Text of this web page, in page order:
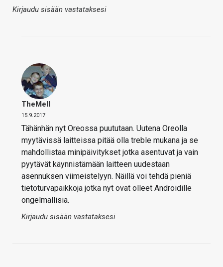
Kirjaudu sisään vastataksesi
TheMeII
15.9.2017
Tähänhän nyt Oreossa puututaan. Uutena Oreolla
myytävissä laitteissa pitää olla treble mukana ja se
mahdollistaa minipäivitykset jotka asentuvat ja vain
pyytävät käynnistämään laitteen uudestaan
asennuksen viimeistelyyn. Näillä voi tehdä pieniä
tietoturvapaikkoja jotka nyt ovat olleet Androidille
ongelmallisia.
Kirjaudu sisään vastataksesi